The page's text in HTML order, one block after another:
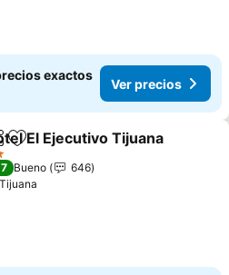
exactos
Ver precios
Agregar a favoritos
El Ejecutivo Tijuana
Bueno
646
Tijuana